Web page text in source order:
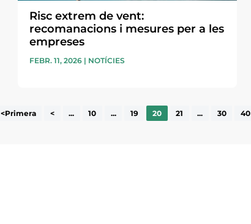
Risc extrem de vent:
recomanacions i mesures per a les
empreses
FEBR. 11, 2026| NOTÍCIES
<Primera < ... 10 ... 19 20 21 ... 30 40